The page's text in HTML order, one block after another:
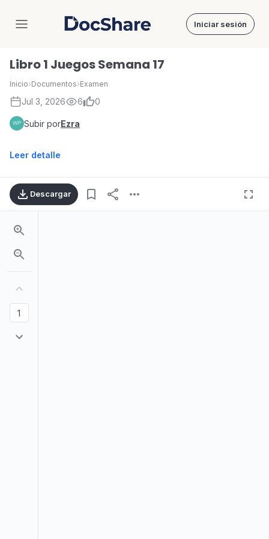
DocShare Iniciar sesión
Libro 1 Juegos Semana 17
Inicio›Documentos›Examen
Jul 3, 2026 6 0
Subir porEzra
Leer detalle
Descargar